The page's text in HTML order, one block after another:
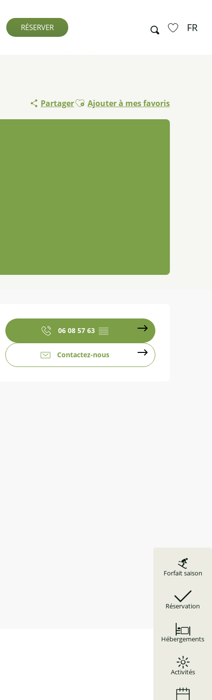
Recherche FR
RÉSERVER
Forfait saison
Réservation
Hébergements
Activités
PartagerAjouter aux favoris
Ajouter à mes favoris
Ouverture et coordonnées
06 08 57 63 ▒▒
Contactez-nous